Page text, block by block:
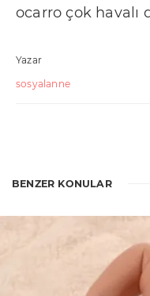
ocarro çok havalı
Yazar
sosyalanne
BENZER KONULAR